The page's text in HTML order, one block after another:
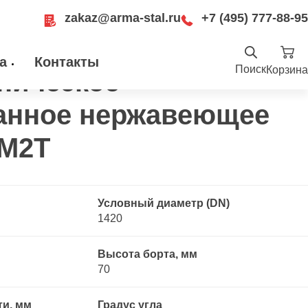
zakaz@arma-stal.ru +7 (495) 777-88-95
Контакты
Москва, Рязанский проспект, д. 8А, стр
14, помещение 1Б/15
ПоискКорзина
нержавеющее 10Х17Н13М2Т
нержавеющее
Условный диаметр (DN)
1420
Высота борта, мм
70
мм Градус угла